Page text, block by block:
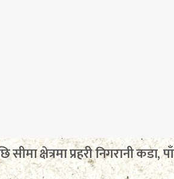
सीमा क्षेत्रमा प्रहरी निगरानी कडा,